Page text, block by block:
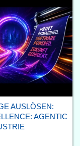
AUSLÖSEN:
AGENTIC